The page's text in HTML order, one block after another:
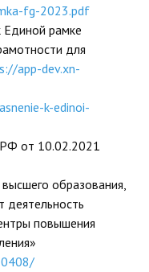
fg-2023.pdf
Единой рамке
для
app-dev.xn-
k-edinoi-
РФ от 10.02.2021
образования,
деятельность
повышения